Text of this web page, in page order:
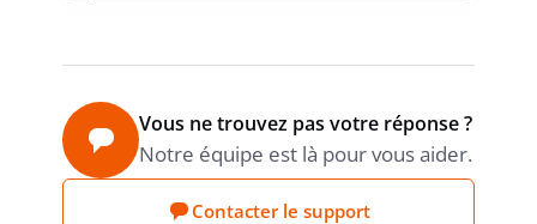
Vous ne trouvez pas votre réponse ?
Notre équipe est là pour vous aider.
Contacter le support